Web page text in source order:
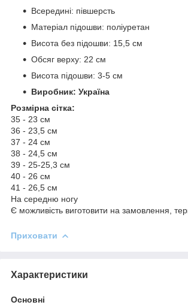
Всередині: півшерсть
Матеріал підошви: поліуретан
Висота без підошви: 15,5 см
Обсяг верху: 22 см
Висота підошви: 3-5 см
Виробник: Україна
Розмірна сітка:
35 - 23 см
36 - 23,5 см
37 - 24 см
38 - 24,5 см
39 - 25-25,3 см
40 - 26 см
41 - 26,5 см
На середню ногу
Є можливість виготовити на замовлення,
Приховати
Характеристики
Основні